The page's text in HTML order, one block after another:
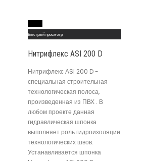
Быстрый просмотр
Нитрифлекс АSI 200 D
Нитрифлекс АSI 200 D -
специальная строительная
технологическая полоса,
произведенная из ПВХ . В
любом проекте данная
гидравлическая шпонка
выполняет роль гидроизоляции
технологических швов.
Устанавливается шпонка